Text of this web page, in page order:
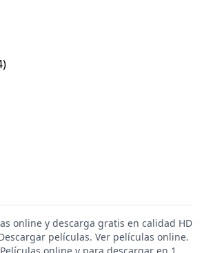
online y descarga gratis en calidad HD
películas. Ver películas online.